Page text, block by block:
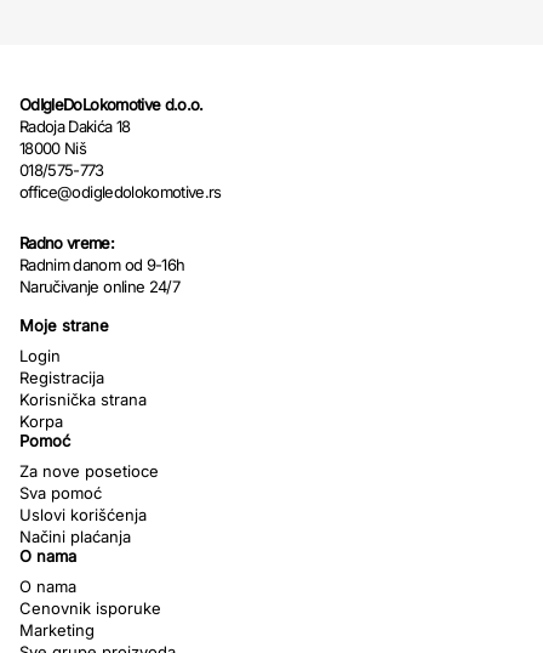
OdIgleDoLokomotive d.o.o.
Radoja Dakića 18
18000 Niš
018/575-773
office@odigledolokomotive.rs
Radno vreme:
Radnim danom od 9-16h
Naručivanje online 24/7
Moje strane
Login
Registracija
Korisnička strana
Korpa
Pomoć
Za nove posetioce
Sva pomoć
Uslovi korišćenja
Načini plaćanja
O nama
O nama
Cenovnik isporuke
Marketing